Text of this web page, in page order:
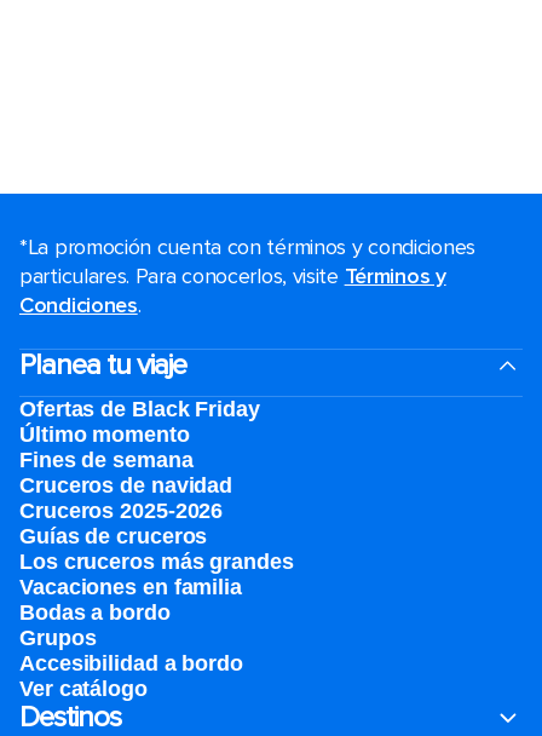
*La promoción cuenta con términos y condiciones
particulares. Para conocerlos, visite Términos y
Condiciones.
Planea tu viaje
Ofertas de Black Friday
Último momento
Fines de semana
Cruceros de navidad
Cruceros 2025-2026
Guías de cruceros
Los cruceros más grandes
Vacaciones en familia
Bodas a bordo
Grupos
Accesibilidad a bordo
Ver catálogo
Destinos